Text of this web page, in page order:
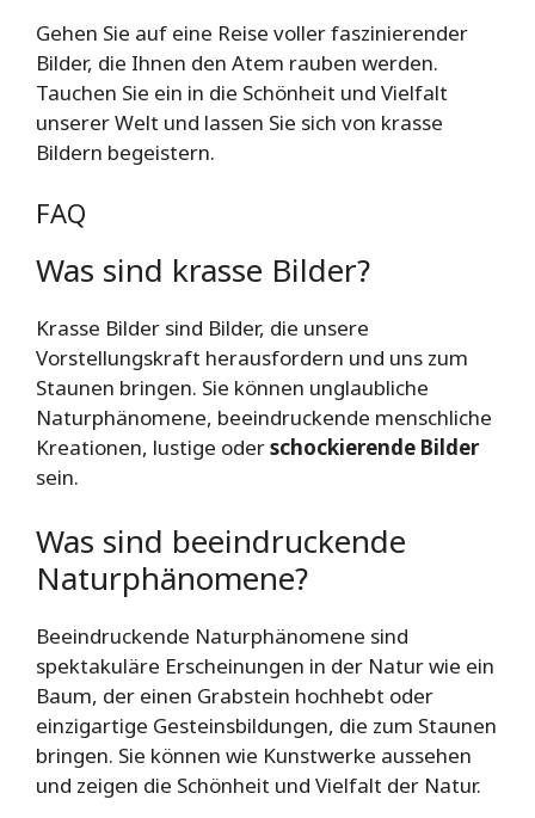
Gehen Sie auf eine Reise voller faszinierender
Bilder, die Ihnen den Atem rauben werden.
Tauchen Sie ein in die Schönheit und Vielfalt
unserer Welt und lassen Sie sich von krasse
Bildern begeistern.
FAQ
Was sind krasse Bilder?
Krasse Bilder sind Bilder, die unsere
Vorstellungskraft herausfordern und uns zum
Staunen bringen. Sie können unglaubliche
Naturphänomene, beeindruckende menschliche
Kreationen, lustige oderschockierende Bilder
sein.
Was sind beeindruckende
Naturphänomene?
Beeindruckende Naturphänomene sind
spektakuläre Erscheinungen in der Natur wie ein
Baum, der einen Grabstein hochhebt oder
einzigartige Gesteinsbildungen, die zum Staunen
bringen. Sie können wie Kunstwerke aussehen
und zeigen die Schönheit und Vielfalt der Natur.